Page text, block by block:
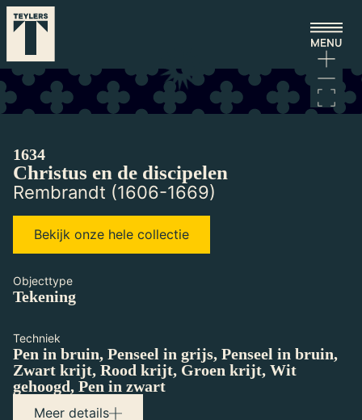
Laden...
1634
Christus en de discipelen
Rembrandt (1606-1669)
Bekijk onze hele collectie
Objecttype
Tekening
Techniek
Pen in bruin, Penseel in grijs, Penseel in bruin,
Zwart krijt, Rood krijt, Groen krijt, Wit
gehoogd, Pen in zwart
Meer details